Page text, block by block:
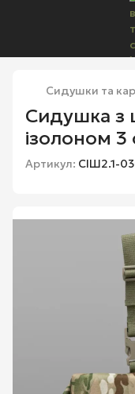
Сидушки та
Сидушка з
ізолоном 3
Артикул: СІШ2.1-